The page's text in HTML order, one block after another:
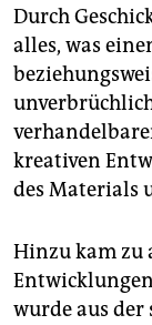
Durch
alles, was
kreativen
des Materials
Hinzu kam zu
wurde aus der